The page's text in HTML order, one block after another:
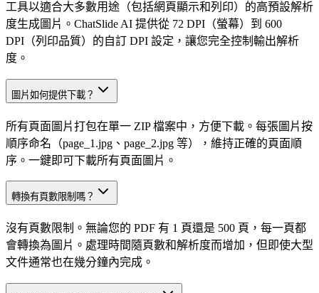
工具以適合大多數用途（包括網頁顯示和列印）的高預設解析
度生成圖片。ChatSlide AI 提供從 72 DPI（螢幕）到 600
DPI（列印品質）的自訂 DPI 設定，讓您完全控制輸出解析
度。
圖片如何提供下載？
所有頁面圖片打包在單一 ZIP 檔案中，方便下載。每張圖片按
順序命名（page_1.jpg、page_2.jpg 等），維持正確的頁面順
序。一鍵即可下載所有頁面圖片。
轉換有頁數限制嗎？
沒有頁數限制。無論您的 PDF 有 1 頁還是 500 頁，每一頁都
會轉換為圖片。處理時間隨頁數和解析度而增加，但即使大型
文件通常也在幾分鐘內完成。